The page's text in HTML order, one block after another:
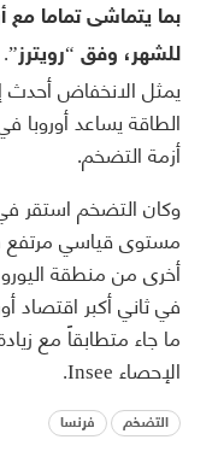
بما يتماشى تماما مع
للشهر، وفق “رويترز”.
يمثل الانخفاض أحدث
الطاقة يساعد
أزمة التضخم.
وكان التضخم استقر
مستوى قياسي مرتفع
أخرى من منطقة
ما جاء متطابقاً مع
الإحصاء Insee.
التضخم فرنسا